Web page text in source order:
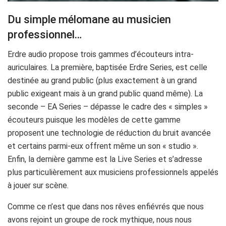
Du simple mélomane au musicien
professionnel…
Erdre audio propose trois gammes d’écouteurs intra-
auriculaires. La première, baptisée Erdre Series, est celle
destinée au grand public (plus exactement à un grand
public exigeant mais à un grand public quand même). La
seconde – EA Series – dépasse le cadre des « simples »
écouteurs puisque les modèles de cette gamme
proposent une technologie de réduction du bruit avancée
et certains parmi-eux offrent même un son « studio ».
Enfin, la dernière gamme est la Live Series et s’adresse
plus particulièrement aux musiciens professionnels appelés
à jouer sur scène.
Comme ce n’est que dans nos rêves enfiévrés que nous
avons rejoint un groupe de rock mythique, nous nous